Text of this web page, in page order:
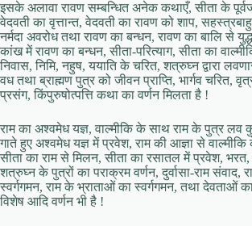
इसके अलावा रावण सम्बन्धित अनेक कथाएँ, सीता के
वेदवती का वृत्तान्त, वेदवती का रावण को शाप, सहस्त्रबाहु
नर्मदा अवरोध तथा रावण का बन्धन, रावण का बालि से
कांख में रावण का बन्धन, सीता-परित्याग, सीता का
निवास, निमि, नहुष, ययाति के चरित, शत्रुघ्न द्वारा
वध तथा ब्राह्मण पुत्र को जीवन प्राप्ति, भार्गव चरित,
प्रसंग, किंपुरुषोत्पत्ति कथा का वर्णन मिलता है !
राम का अश्वमेध यज्ञ, वाल्मीकि के साथ राम के पुत्र लव
गाते हुए अश्वमेध यज्ञ में प्रवेश, राम की आज्ञा से
सीता का राम से मिलन, सीता का रसातल में प्रवेश, भरत,
शत्रुघ्न के पुत्रों का पराक्रम वर्णन, दुर्वासा-राम संवाद,
स्वर्गगमन, राम के भ्राताओं का स्वर्गगमन, तथा देवताओं
विशेष आदि वर्णन भी है !